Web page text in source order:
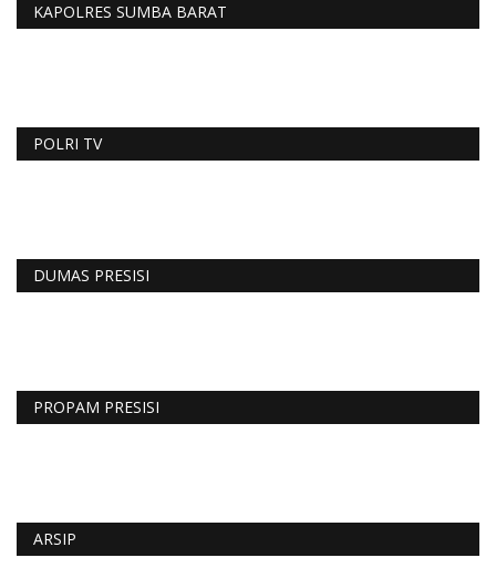
KAPOLRES SUMBA BARAT
POLRI TV
DUMAS PRESISI
PROPAM PRESISI
ARSIP